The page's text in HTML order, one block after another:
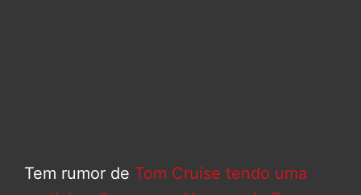
Tem rumor de Tom Cruise tendo uma